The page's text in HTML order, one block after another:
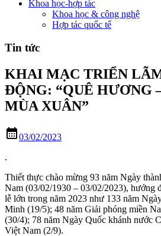
Khoa học-hợp tác
Khoa học & công nghệ
Hợp tác quốc tế
Tin tức
KHAI MẠC TRIỂN
ĐỘNG: “QUÊ HƯƠNG
MÙA XUÂN”
calendar_month03/02/2023
.
Thiết thực chào mừng 93 năm Ngày
Nam (03/02/1930 – 03/02/2023), hướng
lễ lớn trong năm 2023 như 133 năm
Minh (19/5); 48 năm Giải phóng miền
(30/4); 78 năm Ngày Quốc khánh nước
Việt Nam (2/9).